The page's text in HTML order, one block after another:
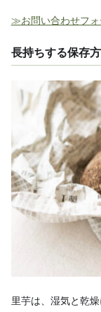
≫お問い合わせフォ
長持ちする保存
里芋は、湿気と乾